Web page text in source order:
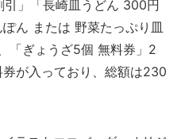
」「長崎皿うどん 300円
ん または 野菜たっぷり皿
「ぎょうざ5個 無料券」2
が入っており、総額は230